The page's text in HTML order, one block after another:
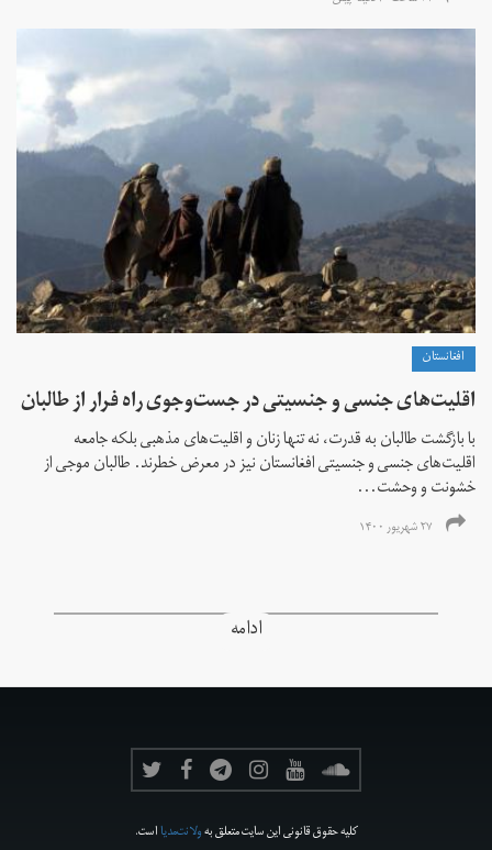
افغانستان
اقلیت‌های جنسی و جنسیتی در جست‌و‌جوی راه فرار از طالبان
با بازگشت طالبان به قدرت، نه تنها زنان و اقلیت‌های مذهبی بلکه جامعه
اقلیت‌های جنسی و جنسیتی افغانستان نیز در معرض خطرند. طالبان موجی از
خشونت و وحشت...
۲۷ شهریور ۱۴۰۰
ادامه
کلیه حقوق قانونی این سایت متعلق بهولانت‌مدیااست.